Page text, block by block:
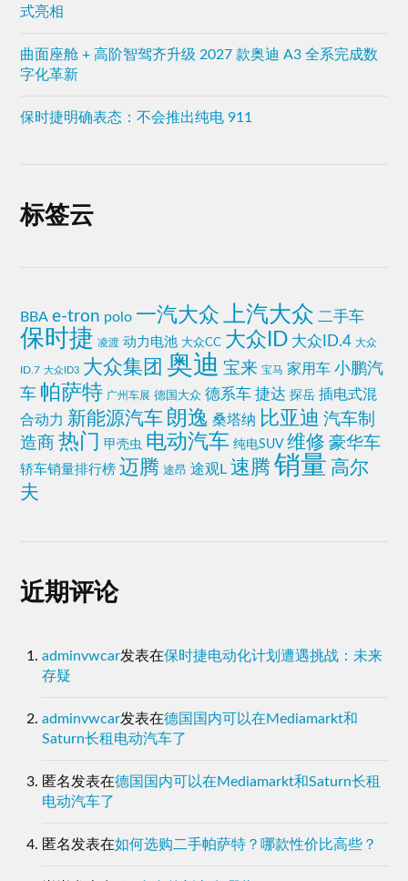
式亮相
曲面座舱 + 高阶智驾齐升级 2027 款奥迪 A3 全系完成数
字化革新
保时捷明确表态：不会推出纯电 911
标签云
BBA e-tron polo 一汽大众 上汽大众 二手车
保时捷 凌渡 动力电池 大众CC 大众ID 大众ID.4 大众
ID.7 大众ID3 大众集团 奥迪 宝来 宝马 家用车 小鹏汽
车 帕萨特 广州车展 德国大众 德系车 捷达 探岳 插电式混
合动力 新能源汽车 朗逸 桑塔纳 比亚迪 汽车制
造商 热门 甲壳虫 电动汽车 纯电SUV 维修 豪华车
轿车销量排行榜 迈腾 途昂 途观L 速腾 销量 高尔
夫
近期评论
adminvwcar发表在保时捷电动化计划遭遇挑战：未来
存疑
adminvwcar发表在德国国内可以在Mediamarkt和
Saturn长租电动汽车了
匿名发表在德国国内可以在Mediamarkt和Saturn长租
电动汽车了
匿名发表在如何选购二手帕萨特？哪款性价比高些？